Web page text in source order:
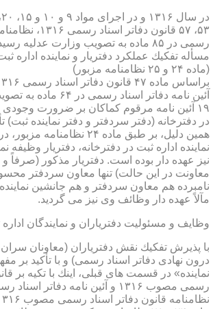
۵۳، ۵۷ قانون دفاتر
رسمی در ۸۵ ماده به تصویب وزارت عدلیه
مسأله تفكیك عملكرد دفتریار و نماینده اداره
(ماده ۲۴ و ۲۵ نظامنامه مزبور)
آئین نامه دفاتر اسناد
۱۹ آئین نامه مرقوم كماكان بر ضرورت وجودی
در دفترخانه (دفتر سردفتر و دفتر نماینده ثبت)
همین دلیل، بر طبق ماده ۲۴
نماینده اداره ثبت در دفترخانه، دفتریار وظیفه
نیز عهده دار بوده است. دفتریار مذكور (صرفاً و
معاونت در این حالت) تنها معاون سردفتر
نامبرده هم معاون سردفتر و هم جانشین نماینده
مآلاً عهده دار وظائف وی نیز می گردید.
وظایف و مسئولیت دفتریاران و نمایندگان
با پذیرش تفكیك نقش دفتریاران (معاونان
درون نهادی دفاتر اسناد رسمی) و با تأكید بر
نماینده» در قسمت های قبلی، اینك با تكیه بر